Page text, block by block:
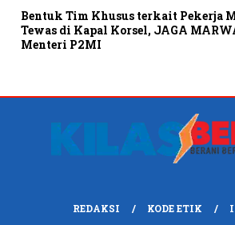
Bentuk Tim Khusus terkait Pekerja
Tewas di Kapal Korsel, JAGA
Menteri P2MI
REDAKSI KODE ETIK